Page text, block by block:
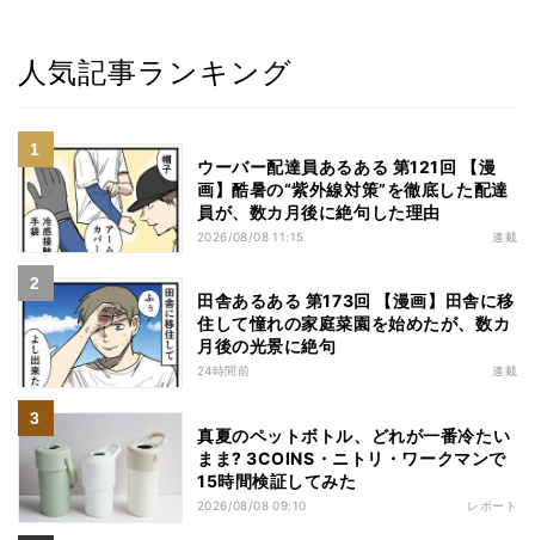
人気記事ランキング
ウーバー配達員あるある 第121回 【漫
画】酷暑の“紫外線対策”を徹底した配達
員が、数カ月後に絶句した理由
2026/08/08 11:15 連載
田舎あるある 第173回 【漫画】田舎に移
住して憧れの家庭菜園を始めたが、数カ
月後の光景に絶句
24時間前 連載
真夏のペットボトル、どれが一番冷たい
まま? 3COINS・ニトリ・ワークマンで
15時間検証してみた
2026/08/08 09:10 レポート